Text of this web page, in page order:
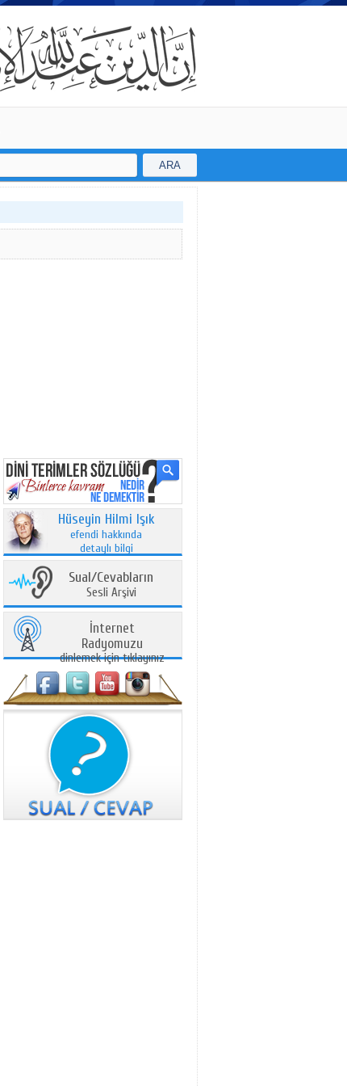
ARA
Hüseyin Hilmi Işık
efendi hakkında
detaylı bilgi
Sual/Cevabların
Sesli Arşivi
İnternet
Radyomuzu
dinlemek için tıklayınız